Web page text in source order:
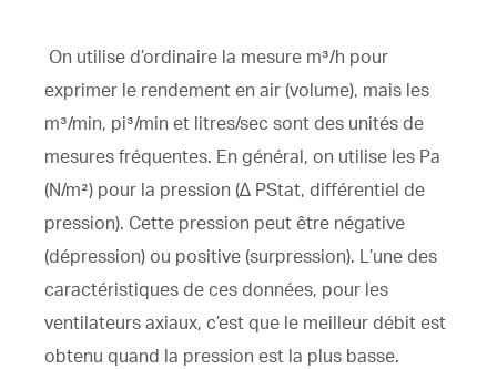
On utilise d’ordinaire la mesure m³/h pour
exprimer le rendement en air (volume), mais les
m³/min, pi³/min et litres/sec sont des unités de
mesures fréquentes. En général, on utilise les Pa
(N/m²) pour la pression (∆ PStat, différentiel de
pression). Cette pression peut être négative
(dépression) ou positive (surpression). L’une des
caractéristiques de ces données, pour les
ventilateurs axiaux, c’est que le meilleur débit est
obtenu quand la pression est la plus basse.